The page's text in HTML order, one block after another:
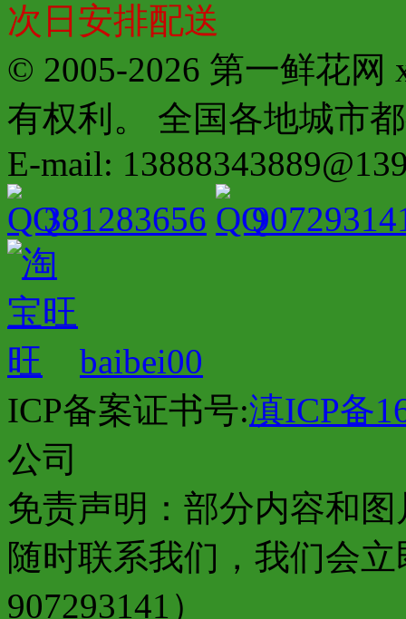
次日安排配送
© 2005-2026 第一鲜花网
有权利。 全国各地城市
E-mail:
381283656
baibei00
ICP备案证书号:滇ICP备
公司
免责声明：部分内容和
随时联系我们，我们会
907293141）